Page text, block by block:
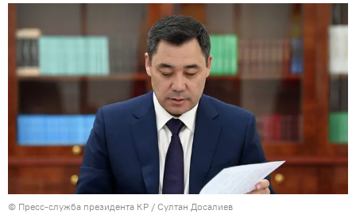
© Пресс-служба президента КР / Султан Досалиев